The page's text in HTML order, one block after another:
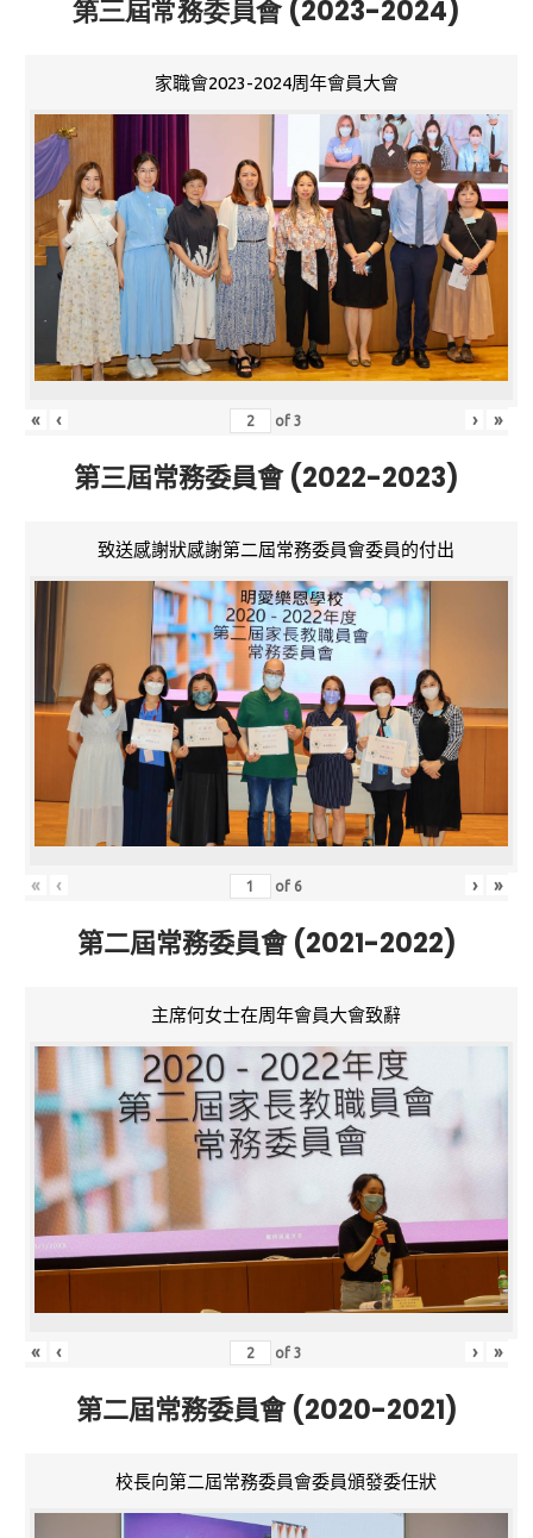
第三屆常務委員會 (2023-2024)
家職會2023-2024周年會員大會
« ‹ of3 › »
第三屆常務委員會 (2022-2023)
致送感謝狀感謝第二屆常務委員會委員的付出
« ‹ of 6 › »
第二屆常務委員會 (2021-2022)
主席何女士在周年會員大會致辭
« ‹ of3 › »
第二屆常務委員會 (2020-2021)
校長向第二屆常務委員會委員頒發委任狀